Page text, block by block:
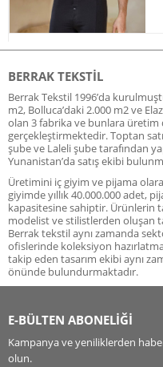
BERRAK TEKSTIL
Berrak Tekstil 1996’da
m2, Bolluca’daki 2.000 m2 ve
olan 3 fabrika ve bunlara üretim
gerçekleştirmektedir. Toptan
şube ve Laleli şube tarafından
Yunanistan’da satış ekibi
Üretimini iç giyim ve pijama
giyimde yıllık 40.000.000 adet,
kapasitesine sahiptir. Ürünlerin
modelist ve stilistlerden oluşan
Berrak tekstil aynı zamanda
ofislerinde koleksiyon
takip eden tasarım ekibi aynı
önünde bulundurmaktadır.
E-BÜLTEN ABONELİĞİ
Kampanya ve yeniliklerden
olun.